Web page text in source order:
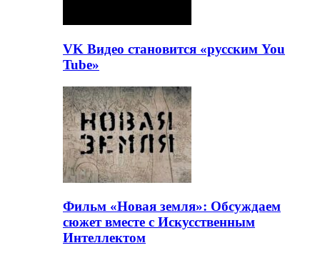
VK Видео становится «русским You
Tube»
Фильм «Новая земля»: Обсуждаем
сюжет вместе с Искусственным
Интеллектом